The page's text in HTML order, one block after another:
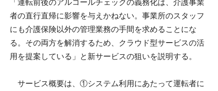
「運転前後のアルコールチェックの義務化は、介護事業
者の直行直帰に影響を与えかねない。事業所のスタッフ
にも介護保険以外の管理業務の手間を求めることにな
る。その両方を解消するため、クラウド型サービスの活
用を提案している」と新サービスの狙いを説明する。
サービス概要は、①システム利用にあたって運転者に